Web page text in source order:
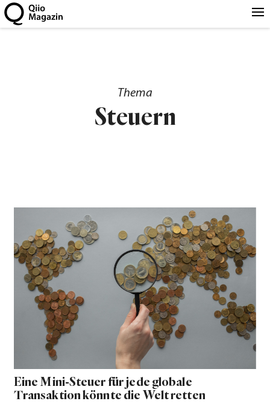
Thema
Steuern
Eine Mini-Steuer für jede globale
Transaktion könnte die Welt retten